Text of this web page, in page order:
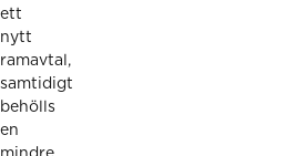
ett
nytt
ramavtal,
samtidigt
behölls
en